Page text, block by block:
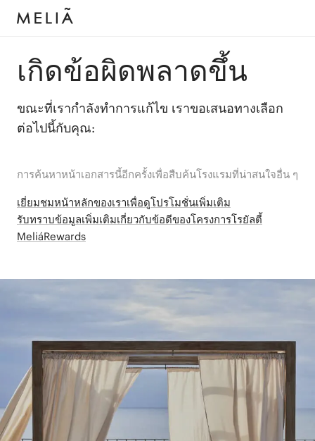
เกิดข้อผิดพลาดขึ้น
ขณะที่เรากำลังทำการแก้ไข เราขอเสนอทางเลือก
ต่อไปนี้กับคุณ:
การค้นหาหน้าเอกสารนี้อีกครั้งเพื่อสืบค้นโรงแรมที่น่าสนใจอื่น ๆ
เยี่ยมชมหน้าหลักของเราเพื่อดูโปรโมชั่นเพิ่มเติม
รับทราบข้อมูลเพิ่มเติมเกี่ยวกับข้อดีของโครงการโรยัลตี้
MeliáRewards